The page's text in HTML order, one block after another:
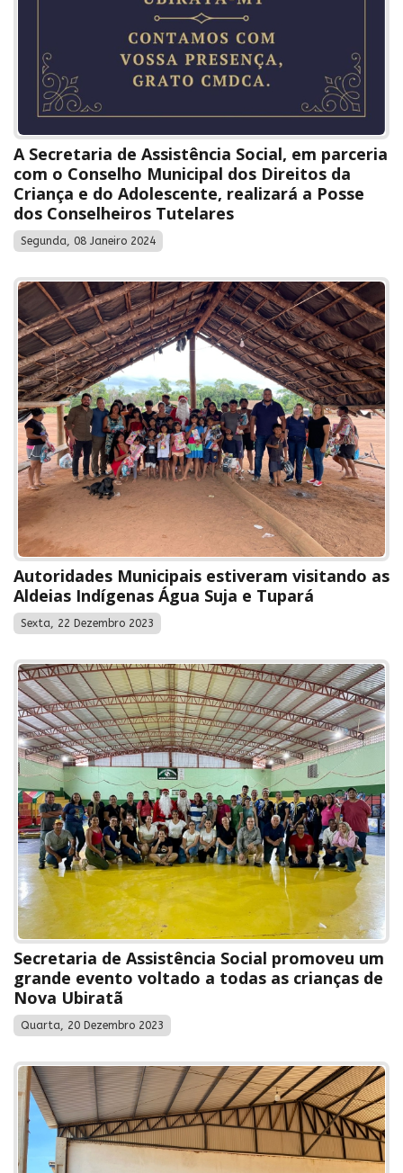
A Secretaria de Assistência Social, em parceria
com o Conselho Municipal dos Direitos da
Criança e do Adolescente, realizará a Posse
dos Conselheiros Tutelares
Segunda, 08 Janeiro 2024
Autoridades Municipais estiveram visitando as
Aldeias Indígenas Água Suja e Tupará
Sexta, 22 Dezembro 2023
Secretaria de Assistência Social promoveu um
grande evento voltado a todas as crianças de
Nova Ubiratã
Quarta, 20 Dezembro 2023